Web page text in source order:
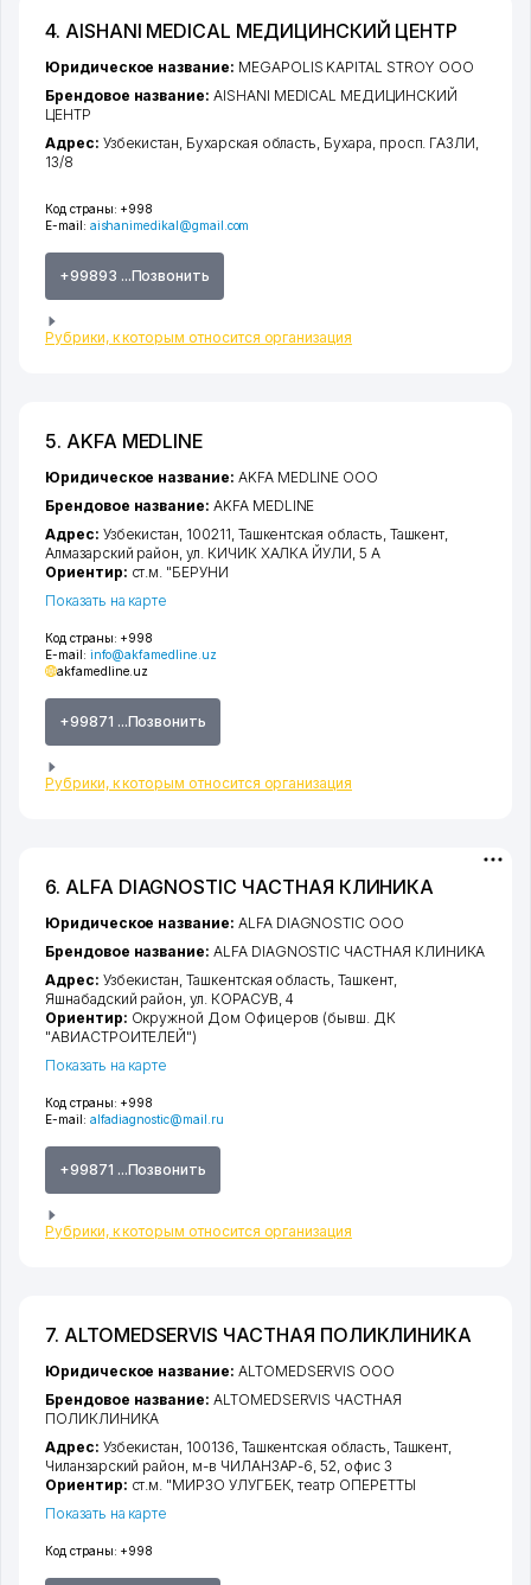
4. AISHANI MEDICAL МЕДИЦИНСКИЙ ЦЕНТР
Код страны: +998
E-mail: aishanimedikal@gmail.com
+99893 ...Позвонить
Рубрики, к которым относится организация
Юридическое название: MEGAPOLIS KAPITAL STROY ООО
Брендовое название: AISHANI MEDICAL МЕДИЦИНСКИЙ
ЦЕНТР
Адрес: Узбекистан, Бухарская область Бухара просп. ГАЗЛИ
13/8
5. AKFA MEDLINE
Код страны: +998
E-mail: info@akfamedline.uz
akfamedline.uz
+99871 ...Позвонить
Рубрики, к которым относится организация
Юридическое название: AKFA MEDLINE ООО
Брендовое название: AKFA MEDLINE
Адрес: Узбекистан, 100211, Ташкентская область Ташкент
Алмазарский район ,ул. КИЧИК ХАЛКА ЙУЛИ , 5 А
Ориентир: ст.м. "БЕРУНИ
Показать на карте
6. ALFA DIAGNOSTIC ЧАСТНАЯ КЛИНИКА
Код страны: +998
E-mail: alfadiagnostic@mail.ru
+99871 ...Позвонить
Рубрики, к которым относится организация
Юридическое название: ALFA DIAGNOSTIC ООО
Брендовое название: ALFA DIAGNOSTIC ЧАСТНАЯ КЛИНИКА
Адрес: Узбекистан,Ташкентская область,Ташкент,
Яшнабадский район,ул. КОРАСУВ, 4
Ориентир: Окружной Дом Офицеров (бывш. ДК
"АВИАСТРОИТЕЛЕЙ")
Показать на карте
7. ALTOMEDSERVIS ЧАСТНАЯ ПОЛИКЛИНИКА
Код страны: +998
Юридическое название: ALTOMEDSERVIS ООО
Брендовое название: ALTOMEDSERVIS ЧАСТНАЯ
ПОЛИКЛИНИКА
Адрес: Узбекистан, 100136, Ташкентская область, Ташкент,
Чиланзарский район, м-в ЧИЛАНЗАР-6, 52, офис 3
Ориентир: ст.м. "МИРЗО УЛУГБЕК, театр ОПЕРЕТТЫ
Показать на карте